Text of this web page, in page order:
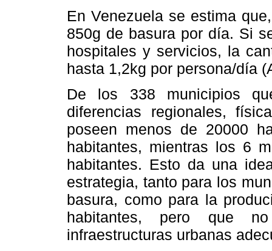
En Venezuela se estima
850g de basura por día. Si
hospitales y servicios, la
hasta 1,2kg por persona/día
De los 338 municipios
diferencias regionales,
poseen menos de 20000
habitantes, mientras los 6
habitantes. Esto da una
estrategia, tanto para los
basura, como para la
habitantes, pero que
infraestructuras urbanas